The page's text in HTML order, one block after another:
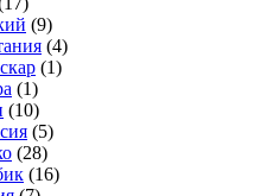
(9)
(4)
(1)
(1)
(10)
(5)
(28)
(16)